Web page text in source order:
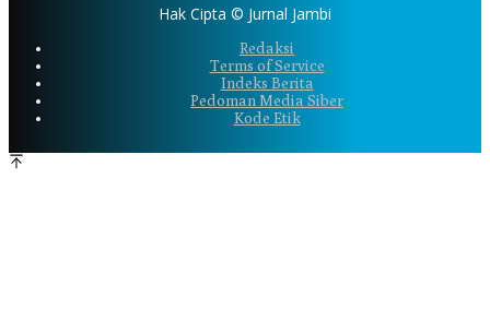
Hak Cipta © Jurnal Jambi
Redaksi
Terms of Service
Indeks Berita
Pedoman Media Siber
Kode Etik